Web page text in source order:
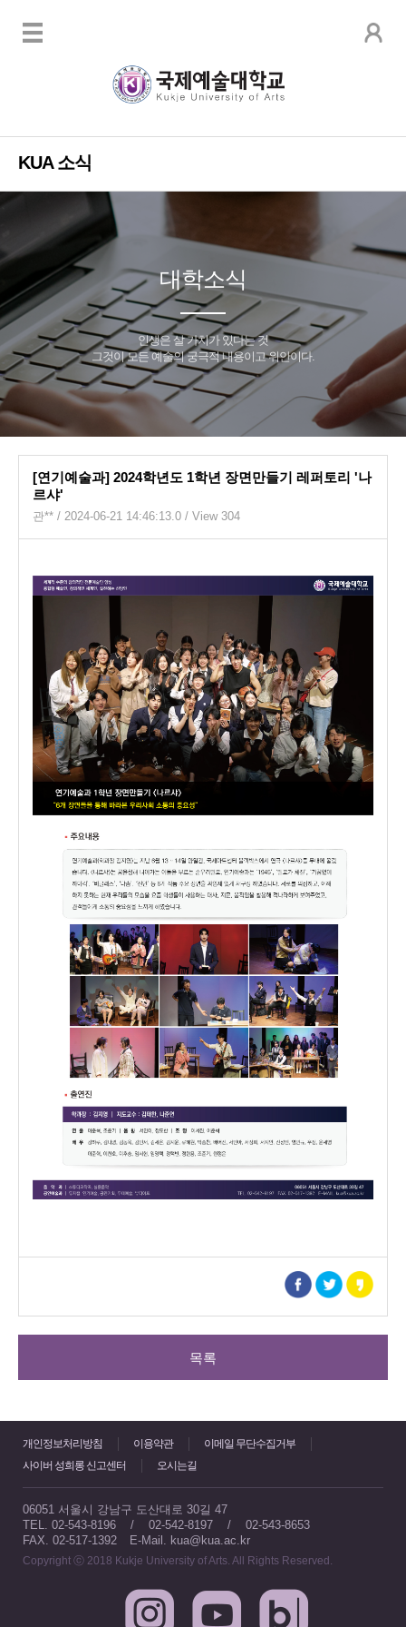
KUA 소식
대학소식
인생은 살 가치가 있다는 것
그것이 모든 예술의 궁극적 내용이고 위안이다.
[연기예술과] 2024학년도 1학년 장면만들기 레퍼토리 '나
르샤'
관** / 2024-06-21 14:46:13.0 / View 304
목록
개인정보처리방침 이용약관
이메일 무단수집거부
사이버 성희롱 신고센터
오시는길
06051 서울시 강남구 도산대로 30길 47
TEL. 02-543-8196 / 02-542-8197 / 02-543-8653
FAX. 02-517-1392
E-Mail. kua@kua.ac.kr
Copyright ⓒ 2018 Kukje University of Arts. All Rights Reserved.